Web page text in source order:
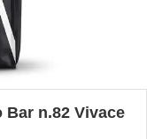
Bar n.82 Vivace